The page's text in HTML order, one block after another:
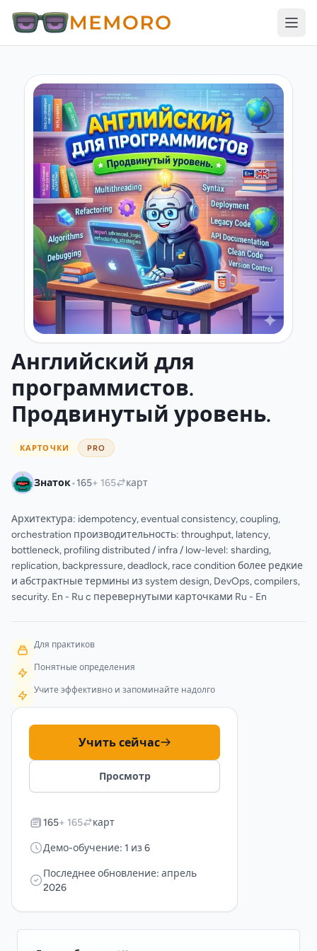
Английский для
программистов.
Продвинутый уровень.
КАРТОЧКИ PRO
Знаток•165+ 165 карт
Архитектура: idempotency, eventual consistency, coupling,
orchestration производительность: throughput, latency,
bottleneck, profiling distributed / infra / low-level: sharding,
replication, backpressure, deadlock, race condition более редкие
и абстрактные термины из system design, DevOps, compilers,
security. En - Ru c перевернутыми карточками Ru - En
Для практиков
Понятные определения
Учите эффективно и запоминайте надолго
Учить сейчас
Просмотр
165+ 165 карт
Демо-обучение: 1 из 6
Последнее обновление: апрель
2026